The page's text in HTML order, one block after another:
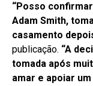
“Posso
Adam Smith,
casamento
publicação. “A
tomada após
amar e apoiar